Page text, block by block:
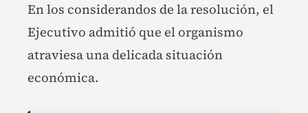
En los considerandos de la resolución, el
Ejecutivo admitió que el organismo
atraviesa una delicada situación
económica.